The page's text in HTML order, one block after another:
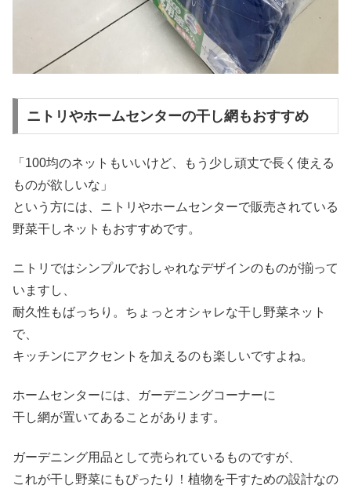
ニトリやホームセンターの干し網もおすすめ
「100均のネットもいいけど、もう少し頑丈で長く使える
ものが欲しいな」
という方には、ニトリやホームセンターで販売されている
野菜干しネットもおすすめです。
ニトリではシンプルでおしゃれなデザインのものが揃って
いますし、
耐久性もばっちり。ちょっとオシャレな干し野菜ネット
で、
キッチンにアクセントを加えるのも楽しいですよね。
ホームセンターには、ガーデニングコーナーに
干し網が置いてあることがあります。
ガーデニング用品として売られているものですが、
これが干し野菜にもぴったり！植物を干すための設計なの